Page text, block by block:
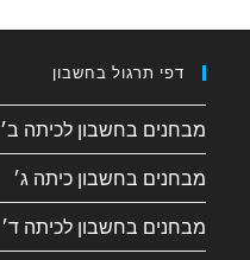
דפי תרגול בחשבון
מבחנים בחשבון לכיתה ב׳
מבחנים בחשבון כיתה ג׳
מבחנים בחשבון לכיתה ד׳